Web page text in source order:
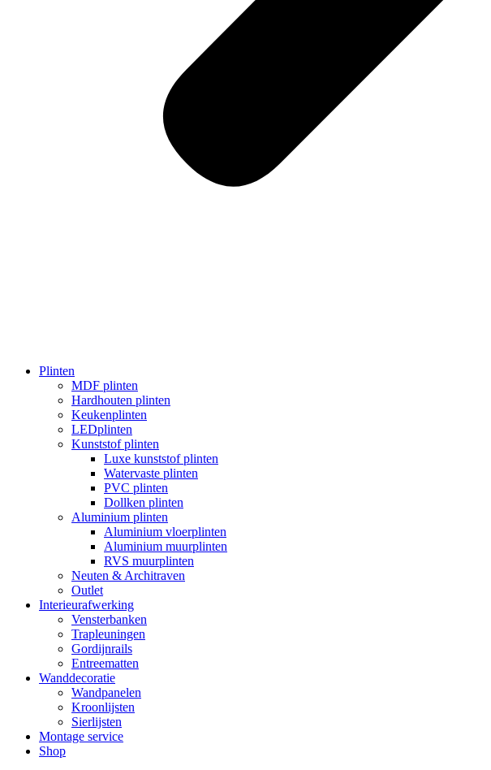
Plinten
MDF plinten
Hardhouten plinten
Keukenplinten
LEDplinten
Kunststof plinten
Luxe kunststof plinten
Watervaste plinten
PVC plinten
Dollken plinten
Aluminium plinten
Aluminium vloerplinten
Aluminium muurplinten
RVS muurplinten
Neuten & Architraven
Outlet
Interieurafwerking
Vensterbanken
Trapleuningen
Gordijnrails
Entreematten
Wanddecoratie
Wandpanelen
Kroonlijsten
Sierlijsten
Montage service
Shop